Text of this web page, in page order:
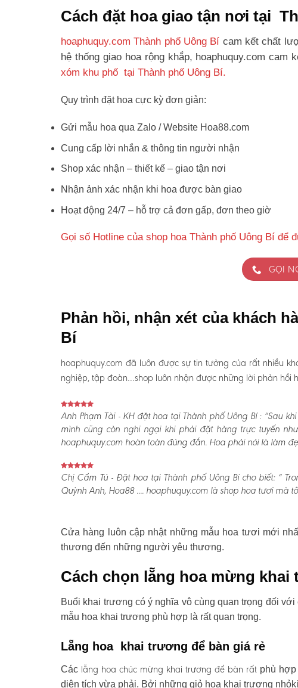
Cách đặt hoa giao tận nơi tại
hoaphuquy.com Thành phố Uông Bí cam kết chất
hệ thống giao hoa rộng khắp, hoaphuquy.com
xóm khu phố tại Thành phố Uông Bí.
Quy trình đặt hoa cực kỳ đơn giản:
Gửi mẫu hoa qua Zalo / Website Hoa88.com
Cung cấp lời nhắn & thông tin người nhận
Shop xác nhận – thiết kế – giao tận nơi
Nhận ảnh xác nhận khi hoa được bàn giao
Hoạt động 24/7 – hỗ trợ cả đơn gấp, đơn theo giờ
Gọi số Hotline của shop hoa Thành phố Uông Bí để
GỌI
Phản hồi, nhận xét của khách
Bí
hoaphuquy.com đã luôn được sự tin tưởng của rất nhiều
nghiệp, tập đoàn…shop luôn nhận được những lời phản hồi
Anh Phạm Tài - KH đặt hoa tại Thành phố Uông Bí :“Sau
mình cũng còn nghi ngại khi phải đặt hàng trực tuyến
hoaphuquy.com hoàn toàn đúng đắn. Hoa phải nói là làm
Chị Cẩm Tú - Đặt hoa tại Thành phố Uông Bí cho biết:“
Quỳnh Anh, Hoa88 .... hoaphuquy.com là shop hoa tươi
Cửa hàng luôn cập nhật những mẫu hoa tươi mới
thương đến những người yêu thương.
Cách chọn lẵng hoa mừng
Buổi khai trương có ý nghĩa vô cùng quan trọng đối
mẫu hoa khai trương phù hợp là rất quan trọng.
Lẵng hoa khai trương để bàn giá rẻ
Các lẵng hoa chúc mừng khai trương để bàn rấtphù hợp
diện tích vừa phải. Bởi những giỏ hoa khai trương